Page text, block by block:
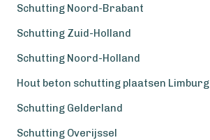
Schutting Noord-Brabant
Schutting Zuid-Holland
Schutting Noord-Holland
Hout beton schutting plaatsen Limburg
Schutting Gelderland
Schutting Overijssel